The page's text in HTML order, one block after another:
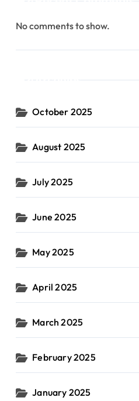
No comments to show.
October 2025
August 2025
July 2025
June 2025
May 2025
April 2025
March 2025
February 2025
January 2025